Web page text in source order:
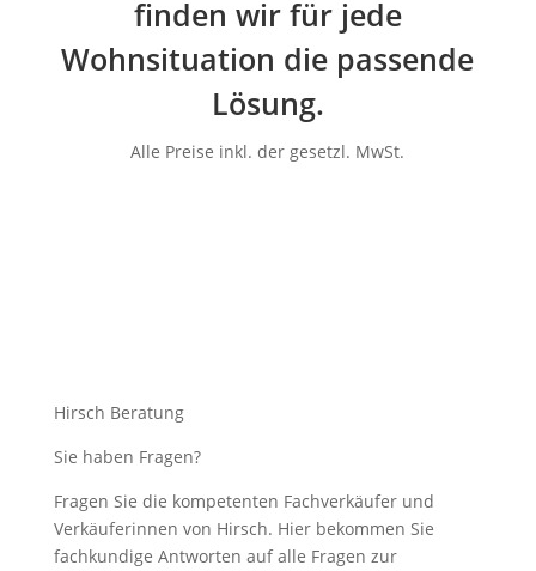
finden wir für jede
Wohnsituation die passende
Lösung.
Alle Preise inkl. der gesetzl. MwSt.
Hirsch Beratung
Sie haben Fragen?
Fragen Sie die kompetenten Fachverkäufer und
Verkäuferinnen von Hirsch. Hier bekommen Sie
fachkundige Antworten auf alle Fragen zur